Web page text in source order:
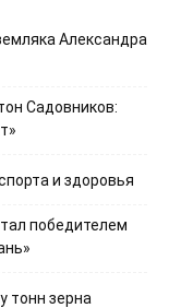
Александра
Садовников:
и здоровья
победителем
тонн зерна